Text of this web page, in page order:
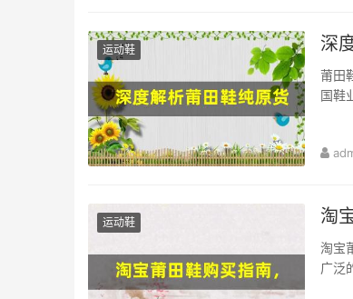
运动鞋 深
莆田
国鞋
运动鞋 淘
淘宝
广泛